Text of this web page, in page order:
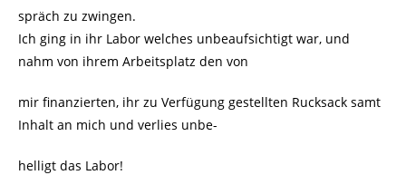
spräch zu zwingen.
Ich ging in ihr Labor welches unbeaufsichtigt war, und
nahm von ihrem Arbeitsplatz den von
mir finanzierten, ihr zu Verfügung gestellten Rucksack samt
Inhalt an mich und verlies unbe-
helligt das Labor!